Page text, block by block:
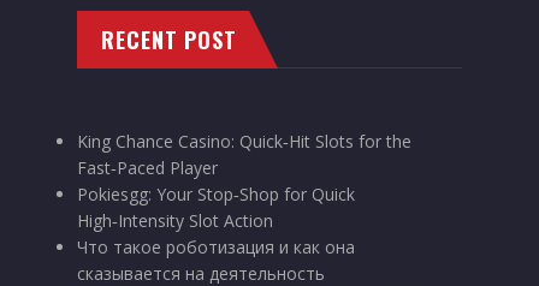
RECENT POST
King Chance Casino: Quick‑Hit Slots for the
Fast‑Paced Player
Pokiesgg: Your Stop‑Shop for Quick
High‑Intensity Slot Action
Что такое роботизация и как она
сказывается на деятельность